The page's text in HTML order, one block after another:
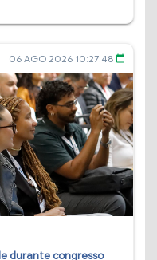
06 AGO 2026 10:27:48 calendar_today
durante congresso